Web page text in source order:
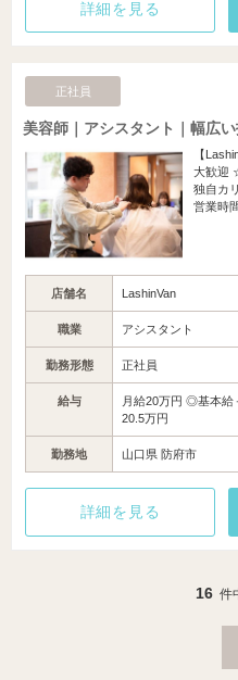
詳細を見る
正社員
美容師｜アシスタント｜幅広い
【
大歓迎
独自カ
営業時
店舗名 LashinVan
職業 アシスタント
勤務形態 正社員
給与
月給20万円 ◎基本給
20.5万円
勤務地 山口県 防府市
詳細を見る
16 件